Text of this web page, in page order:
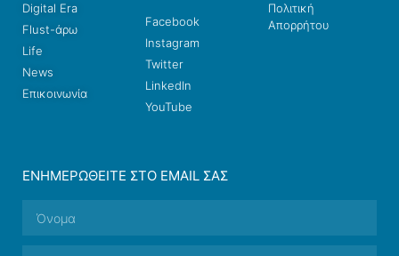
Digital Era
Flust-άρω
Life
News
Επικοινωνία
Facebook
Instagram
Twitter
LinkedIn
YouTube
Πολιτική
Απορρήτου
ΕΝΗΜΕΡΩΘΕΊΤΕ ΣΤΟ EMAIL ΣΑΣ